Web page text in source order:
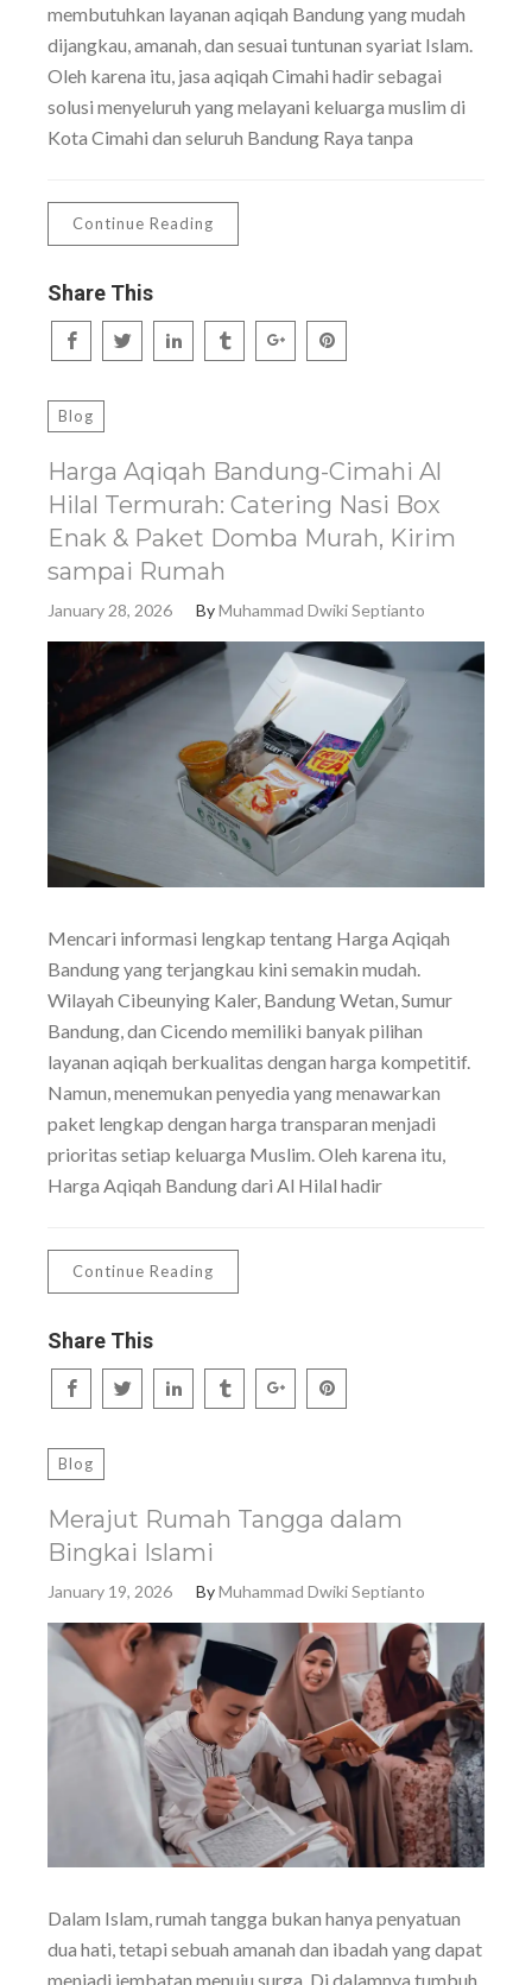
membutuhkan layanan aqiqah Bandung yang mudah
dijangkau, amanah, dan sesuai tuntunan syariat Islam.
Oleh karena itu, jasa aqiqah Cimahi hadir sebagai
solusi menyeluruh yang melayani keluarga muslim di
Kota Cimahi dan seluruh Bandung Raya tanpa
Continue Reading
Share This
Blog
Harga Aqiqah Bandung-Cimahi Al
Hilal Termurah: Catering Nasi Box
Enak & Paket Domba Murah, Kirim
sampai Rumah
January 28, 2026 ByMuhammad Dwiki Septianto
Mencari informasi lengkap tentang Harga Aqiqah
Bandung yang terjangkau kini semakin mudah.
Wilayah Cibeunying Kaler, Bandung Wetan, Sumur
Bandung, dan Cicendo memiliki banyak pilihan
layanan aqiqah berkualitas dengan harga kompetitif.
Namun, menemukan penyedia yang menawarkan
paket lengkap dengan harga transparan menjadi
prioritas setiap keluarga Muslim. Oleh karena itu,
Harga Aqiqah Bandung dari Al Hilal hadir
Continue Reading
Share This
Blog
Merajut Rumah Tangga dalam
Bingkai Islami
January 19, 2026 ByMuhammad Dwiki Septianto
Dalam Islam, rumah tangga bukan hanya penyatuan
dua hati, tetapi sebuah amanah dan ibadah yang dapat
menjadi jembatan menuju surga. Di dalamnya tumbuh